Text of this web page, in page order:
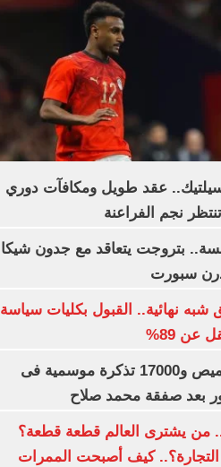
عقد طويل ومكافآت دوري
نجم الفراعنة
بتروجت يتعاقد مع جدون شيكا
سبورت
شبه نهائية.. القبول بكليات سياسة
89%
بيع 15 ألف قميص و17000 تذكرة موسمية فى
بعد صفقة محمد صلاح
من يشترى العالم قطعة قطعة؟
التجارة؟.. كيف أصبحت الممرات